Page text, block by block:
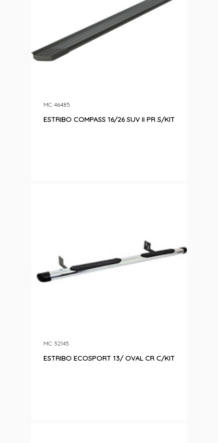
ESTRIBO COMPASS 16/26 SUV II PR S/KIT
MC: 46485
ESTRIBO ECOSPORT 13/ OVAL CR C/KIT
MC: 32145